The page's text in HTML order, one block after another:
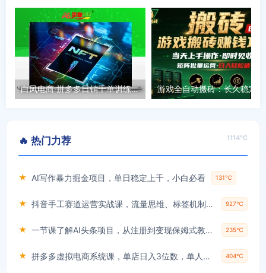
白凤电商·拼多多日销千单训练营(更新9月)
🔥 热门力荐 1114℃
★ AI写作暴力掘金项目，单日稳定上千，小白必看 131℃
★ 抖音手工赛道运营实战课，流量思维、标签机制、垂直定位，解决不起号难题，单月变现破3万 927℃
★ 一节课了解AI头条项目，从注册到变现保姆式教学，零基础可以操作【揭秘】 235℃
★ 拼多多虚拟电商系统课，单店日入3位数，单人可管理3-8家店【附货源】 404℃